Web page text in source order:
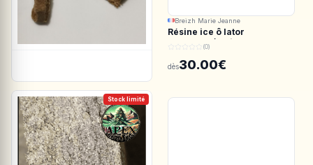
Breizh Marie Jeanne
Résine ice ô lator
ACDC.CBD/White CBG
(0)
dès30.00€
Stock limité